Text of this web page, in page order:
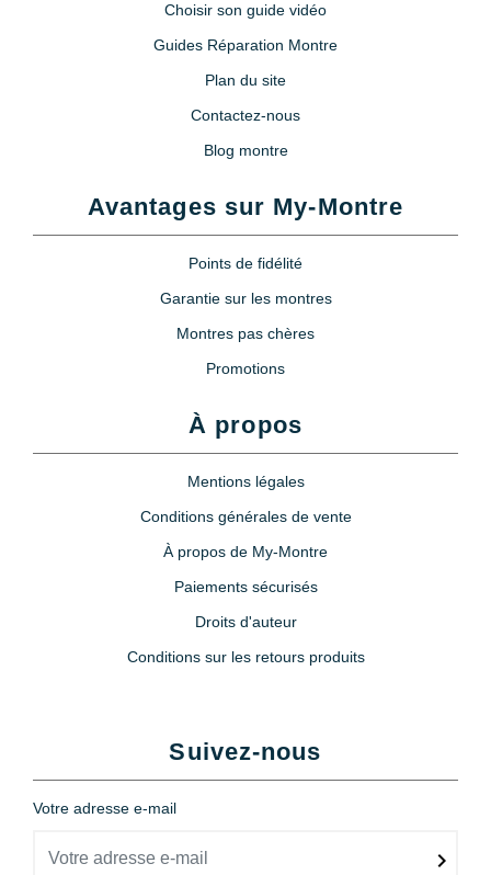
Choisir son guide vidéo
Guides Réparation Montre
Plan du site
Contactez-nous
Blog montre
Avantages sur My-Montre
Points de fidélité
Garantie sur les montres
Montres pas chères
Promotions
À propos
Mentions légales
Conditions générales de vente
À propos de My-Montre
Paiements sécurisés
Droits d'auteur
Conditions sur les retours produits
Suivez-nous
Votre adresse e-mail